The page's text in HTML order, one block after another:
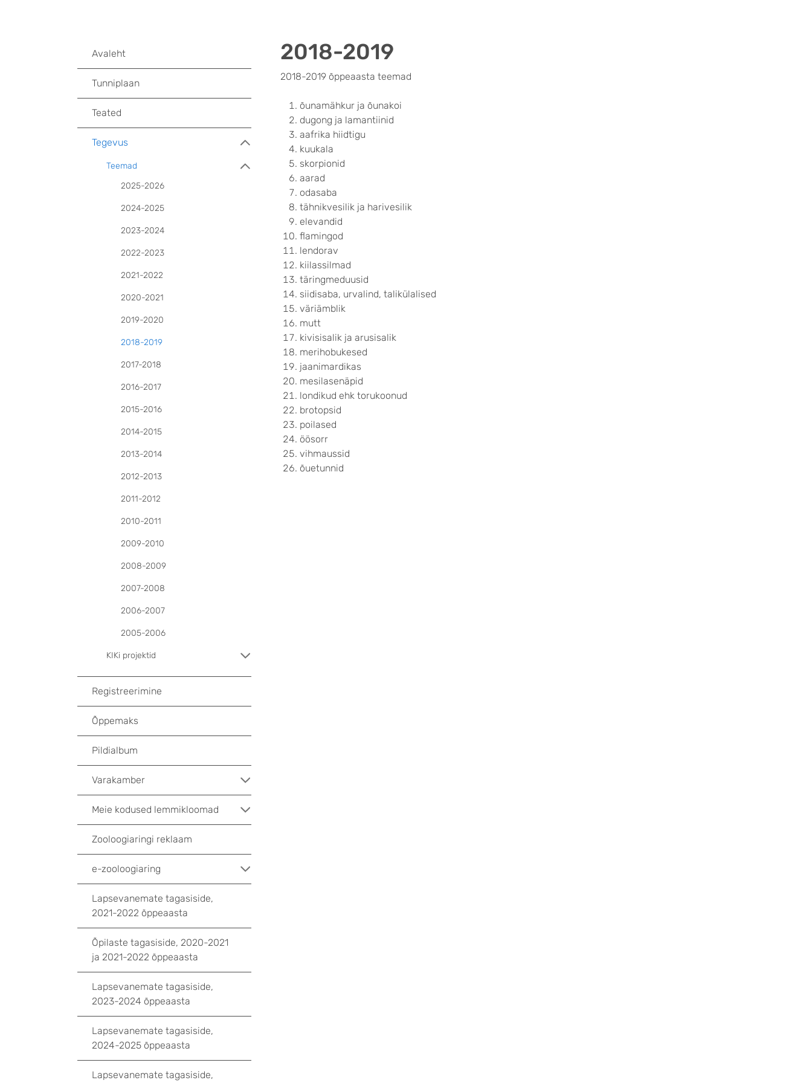
2018-2019
2018-2019 õppeaasta teemad
õunamähkur ja õunakoi
dugong ja lamantiinid
aafrika hiidtigu
kuukala
skorpionid
aarad
odasaba
tähnikvesilik ja harivesilik
elevandid
flamingod
lendorav
kiilassilmad
täringmeduusid
siidisaba, urvalind, talikülalised
väriämblik
mutt
kivisisalik ja arusisalik
merihobukesed
jaanimardikas
mesilasenäpid
londikud ehk torukoonud
brotopsid
poilased
öösorr
vihmaussid
õuetunnid
Avaleht
Tunniplaan
Teated
Tegevus
Teemad
2025-2026
2024-2025
2023-2024
2022-2023
2021-2022
2020-2021
2019-2020
2018-2019
2017-2018
2016-2017
2015-2016
2014-2015
2013-2014
2012-2013
2011-2012
2010-2011
2009-2010
2008-2009
2007-2008
2006-2007
2005-2006
KIKi projektid
Registreerimine
Õppemaks
Pildialbum
Varakamber
Meie kodused lemmikloomad
Zooloogiaringi reklaam
e-zooloogiaring
Lapsevanemate tagasiside,
2021-2022 õppeaasta
Õpilaste tagasiside, 2020-2021
ja 2021-2022 õppeaasta
Lapsevanemate tagasiside,
2023-2024 õppeaasta
Lapsevanemate tagasiside,
2024-2025 õppeaasta
Lapsevanemate tagasiside,